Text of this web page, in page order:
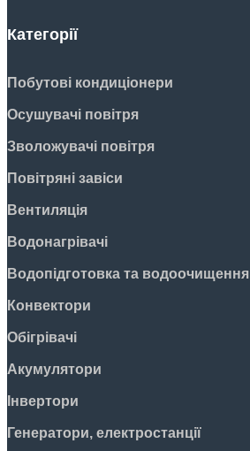
Категорії
Побутові кондиціонери
Осушувачі повітря
Зволожувачі повітря
Повітряні завіси
Вентиляція
Водонагрівачі
Водопідготовка та водоочищення
Конвектори
Обігрівачі
Акумулятори
Інвертори
Генератори, електростанції